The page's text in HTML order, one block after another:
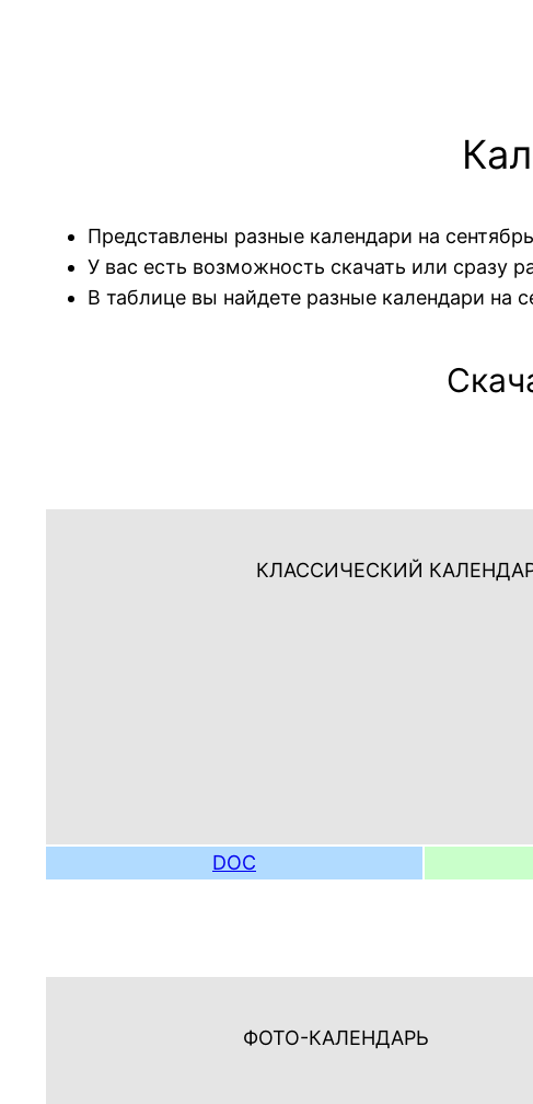
Представлены разные календари на
У вас есть возможность скачать или сразу
В таблице вы найдете разные календари на
КЛАССИЧЕСКИЙ
DOC
ФОТО-КАЛЕНДАРЬ